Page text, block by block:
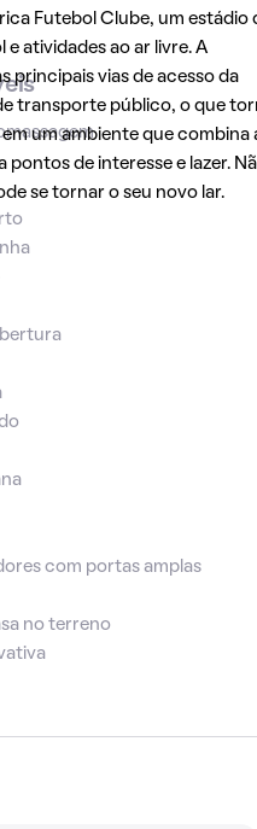
Futebol Clube, um estádio
atividades ao ar livre. A
principais vias de acesso da
transporte público, o que
um ambiente que combina
de interesse e lazer.
se tornar o seu novo lar.
com portas amplas
no terreno